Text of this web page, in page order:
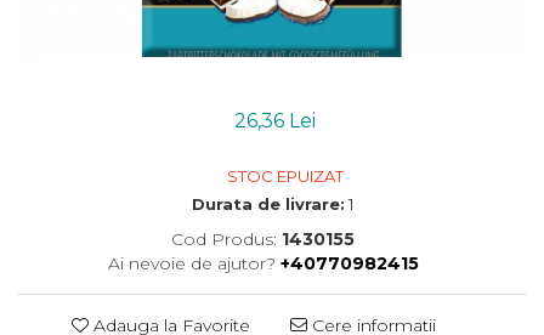
Condimente si supe bio
Condimente bio
Dulceata si creme bio
Compoturi bio
26,36 Lei
STOC EPUIZAT
Durata de livrare: 1
Cod Produs: 1430155
Ai nevoie de ajutor? +40770982415
Adauga la Favorite Cere informatii